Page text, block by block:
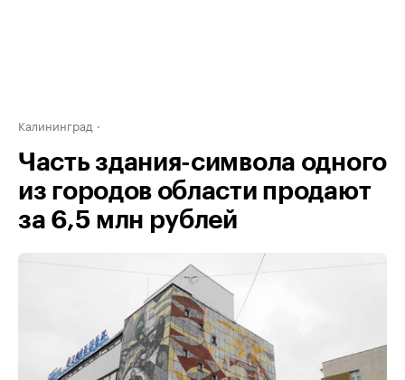
Калининград
Часть здания-символа одного
из городов области продают
за 6,5 млн рублей